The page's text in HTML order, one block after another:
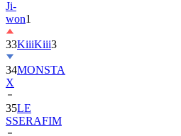
33KiiiKiii
34MONSTA
X
35
SSERAFIM
36AHOF4